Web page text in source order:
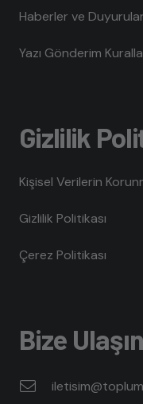
Haberler ve Duyurular
Yazı Gönderim
Gizlilik
Kişisel Verilerin
Gizlilik Politikası
Çerez Politikası
Bize Ulaşın